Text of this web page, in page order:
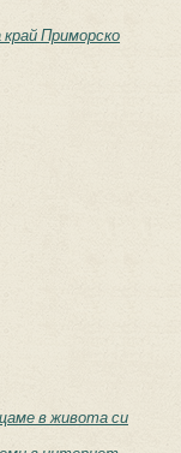
Приморско
в живота си